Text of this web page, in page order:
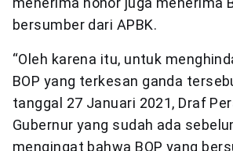
bersumber dari APBK.
“Oleh karena itu, untuk
BOP yang terkesan ganda
tanggal 27 Januari 2021, Draf
Gubernur yang sudah ada
mengingat bahwa BOP yang